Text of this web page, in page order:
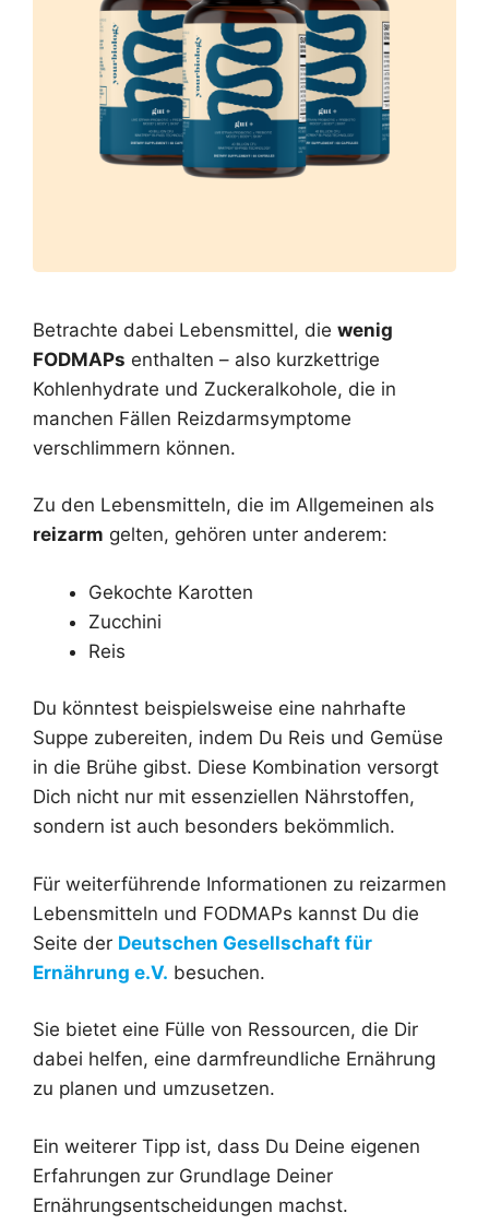
Betrachte dabei Lebensmittel, die wenig
FODMAPs enthalten – also kurzkettrige
Kohlenhydrate und Zuckeralkohole, die in
manchen Fällen Reizdarmsymptome
verschlimmern können.
Zu den Lebensmitteln, die im Allgemeinen als
reizarm gelten, gehören unter anderem:
Gekochte Karotten
Zucchini
Reis
Du könntest beispielsweise eine nahrhafte
Suppe zubereiten, indem Du Reis und Gemüse
in die Brühe gibst. Diese Kombination versorgt
Dich nicht nur mit essenziellen Nährstoffen,
sondern ist auch besonders bekömmlich.
Für weiterführende Informationen zu reizarmen
Lebensmitteln und FODMAPs kannst Du die
Seite der Deutschen Gesellschaft für
Ernährung e.V. besuchen.
Sie bietet eine Fülle von Ressourcen, die Dir
dabei helfen, eine darmfreundliche Ernährung
zu planen und umzusetzen.
Ein weiterer Tipp ist, dass Du Deine eigenen
Erfahrungen zur Grundlage Deiner
Ernährungsentscheidungen machst.